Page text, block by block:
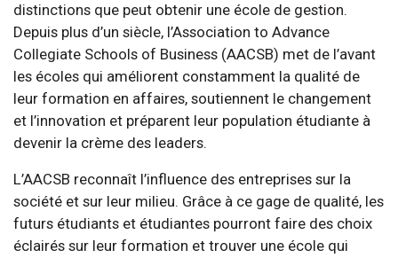
distinctions que peut obtenir une école de gestion.
Depuis plus d’un siècle, l’Association to Advance
Collegiate Schools of Business (AACSB) met de l’avant
les écoles qui améliorent constamment la qualité de
leur formation en affaires, soutiennent le changement
et l’innovation et préparent leur population étudiante à
devenir la crème des leaders.
L’AACSB reconnaît l’influence des entreprises sur la
société et sur leur milieu. Grâce à ce gage de qualité, les
futurs étudiants et étudiantes pourront faire des choix
éclairés sur leur formation et trouver une école qui